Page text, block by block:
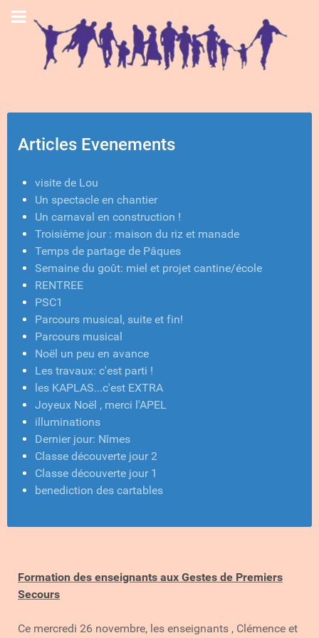
Articles Evenements
visite de Lou
Un spectacle en chantier
Un carnaval en construction !
Troisième jour : maison du riz et manade
Temps de partage de Pâques
Semaine du goût: miel et projet cantine/école
RENTREE
PSC1
Parcours musical, suite et fin!
Parcours musical
Noël un peu en avance
Les travaux: c'est parti !
les KAPLAS...c'est EXTRA
Joyeux Noël , merci l'APEL
illuminations
Dernier jour: Nîmes
Classe découverte jour 2
Classe découverte jour 1
benediction des cartables
Formation des enseignants aux Gestes de Premiers
Secours
Ce mercredi 26 novembre, les enseignants , Clémence et